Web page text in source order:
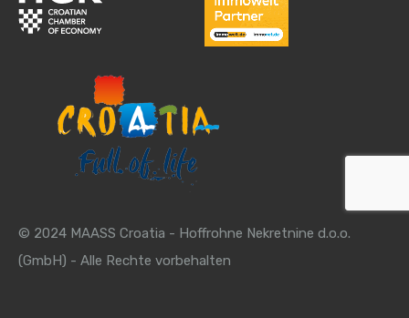
© 2024 MAASS Croatia - Hoffrohne Nekretnine d.o.o.
(GmbH) - Alle Rechte vorbehalten